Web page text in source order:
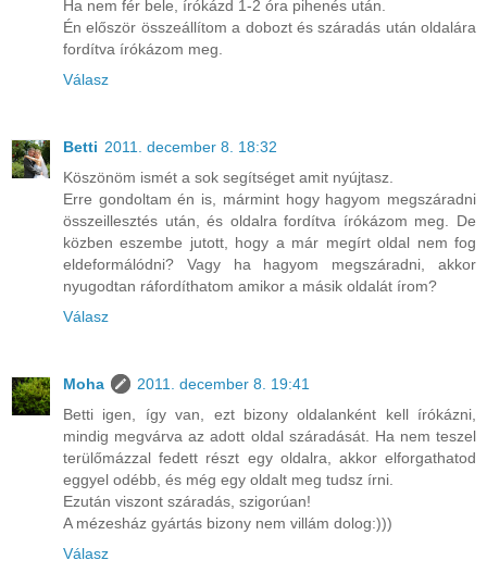
Ha nem fér bele, írókázd 1-2 óra pihenés után.
Én először összeállítom a dobozt és száradás után oldalára
fordítva írókázom meg.
Válasz
Betti 2011. december 8. 18:32
Köszönöm ismét a sok segítséget amit nyújtasz.
Erre gondoltam én is, mármint hogy hagyom megszáradni
összeillesztés után, és oldalra fordítva írókázom meg. De
közben eszembe jutott, hogy a már megírt oldal nem fog
eldeformálódni? Vagy ha hagyom megszáradni, akkor
nyugodtan ráfordíthatom amikor a másik oldalát írom?
Válasz
Moha
2011. december 8. 19:41
Betti igen, így van, ezt bizony oldalanként kell írókázni,
mindig megvárva az adott oldal száradását. Ha nem teszel
terülőmázzal fedett részt egy oldalra, akkor elforgathatod
eggyel odébb, és még egy oldalt meg tudsz írni.
Ezután viszont száradás, szigorúan!
A mézesház gyártás bizony nem villám dolog:)))
Válasz